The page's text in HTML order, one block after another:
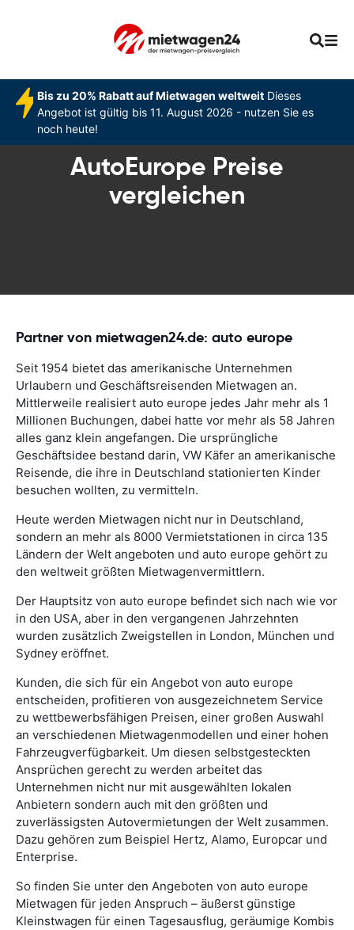
Bis zu 20% Rabatt auf Mietwagen weltweitDieses
Angebot ist gültig bis 11. August 2026 - nutzen Sie es
noch heute!
AutoEurope Preise
vergleichen
Partner von mietwagen24.de: auto europe
Seit 1954 bietet das amerikanische Unternehmen
Urlaubern und Geschäftsreisenden Mietwagen an.
Mittlerweile realisiert auto europe jedes Jahr mehr als 1
Millionen Buchungen, dabei hatte vor mehr als 58 Jahren
alles ganz klein angefangen. Die ursprüngliche
Geschäftsidee bestand darin, VW Käfer an amerikanische
Reisende, die ihre in Deutschland stationierten Kinder
besuchen wollten, zu vermitteln.
Heute werden Mietwagen nicht nur in Deutschland,
sondern an mehr als 8000 Vermietstationen in circa 135
Ländern der Welt angeboten und auto europe gehört zu
den weltweit größten Mietwagenvermittlern.
Der Hauptsitz von auto europe befindet sich nach wie vor
in den USA, aber in den vergangenen Jahrzehnten
wurden zusätzlich Zweigstellen in London, München und
Sydney eröffnet.
Kunden, die sich für ein Angebot von auto europe
entscheiden, profitieren von ausgezeichnetem Service
zu wettbewerbsfähigen Preisen, einer großen Auswahl
an verschiedenen Mietwagenmodellen und einer hohen
Fahrzeugverfügbarkeit. Um diesen selbstgesteckten
Ansprüchen gerecht zu werden arbeitet das
Unternehmen nicht nur mit ausgewählten lokalen
Anbietern sondern auch mit den größten und
zuverlässigsten Autovermietungen der Welt zusammen.
Dazu gehören zum Beispiel Hertz, Alamo, Europcar und
Enterprise.
So finden Sie unter den Angeboten von auto europe
Mietwagen für jeden Anspruch – äußerst günstige
Kleinstwagen für einen Tagesausflug, geräumige Kombis